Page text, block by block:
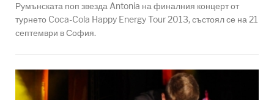
Румънската поп звезда Antonia на финалния концерт от
турнето Coca-Cola Happy Energy Tour 2013, състоял се на 21
септември в София.